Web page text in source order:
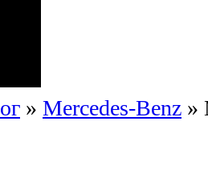
» Mercedes-Benz »